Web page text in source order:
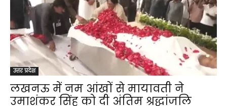
उत्तर प्रदेश
लखनऊ में नम आंखों से मायावती ने
उमाशंकर सिंह को दी अंतिम श्रद्धांजलि